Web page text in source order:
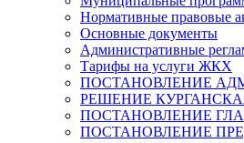
Нормативные правовые
Основные документы
Административные
Тарифы на услуги ЖКХ
ПОСТАНОВЛЕНИЕ
РЕШЕНИЕ
ПОСТАНОВЛЕНИЕ
ПОСТАНОВЛЕНИЕ